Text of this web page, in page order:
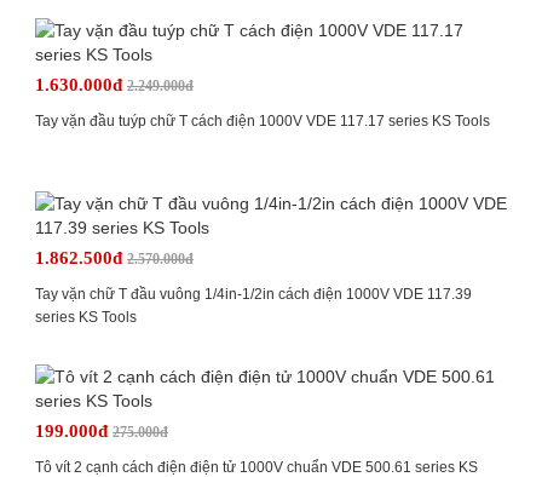
1.630.000đ 2.249.000đ
Tay vặn đầu tuýp chữ T cách điện 1000V VDE 117.17 series KS Tools
1.862.500đ 2.570.000đ
Tay vặn chữ T đầu vuông 1/4in-1/2in cách điện 1000V VDE 117.39
series KS Tools
199.000đ 275.000đ
Tô vít 2 cạnh cách điện điện tử 1000V chuẩn VDE 500.61 series KS